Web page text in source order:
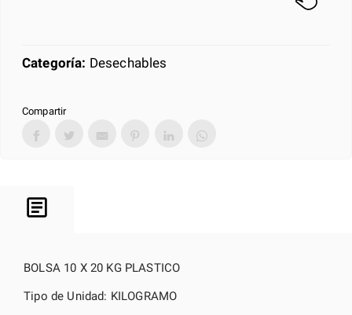
Categoría: Desechables
Compartir
BOLSA 10 X 20 KG PLASTICO
Tipo de Unidad: KILOGRAMO